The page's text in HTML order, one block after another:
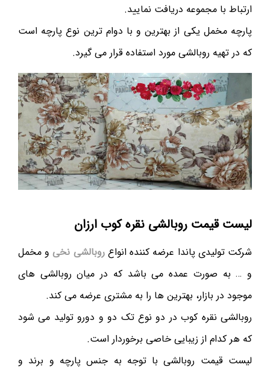
ارتباط با مجموعه دریافت نمایید.
پارچه مخمل یکی از بهترین و با دوام ترین نوع پارچه است
که در تهیه روبالشی مورد استفاده قرار می گیرد.
لیست قیمت روبالشی نقره کوب ارزان
شرکت تولیدی پاندا عرضه کننده انواع روبالشی نخیو مخمل
و … به صورت عمده می باشد که در میان روبالشی های
موجود در بازار، بهترین ها را به مشتری عرضه می کند.
روبالشی نقره کوب در دو نوع تک دو و دورو تولید می شود
که هر کدام از زیبایی خاصی برخوردار است.
لیست قیمت روبالشی با توجه به جنس پارچه و برند و